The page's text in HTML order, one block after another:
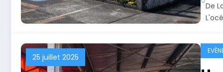
De
25 juillet 2025